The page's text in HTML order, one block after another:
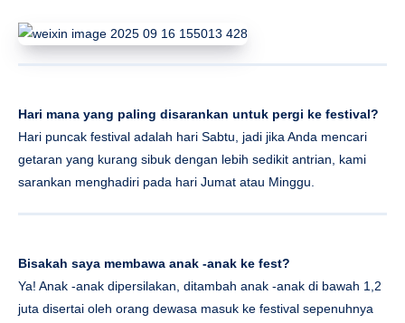
Hari mana yang paling disarankan untuk pergi ke festival?
Hari puncak festival adalah hari Sabtu, jadi jika Anda mencari
getaran yang kurang sibuk dengan lebih sedikit antrian, kami
sarankan menghadiri pada hari Jumat atau Minggu.
Bisakah saya membawa anak -anak ke fest?
Ya! Anak -anak dipersilakan, ditambah anak -anak di bawah 1,2
juta disertai oleh orang dewasa masuk ke festival sepenuhnya